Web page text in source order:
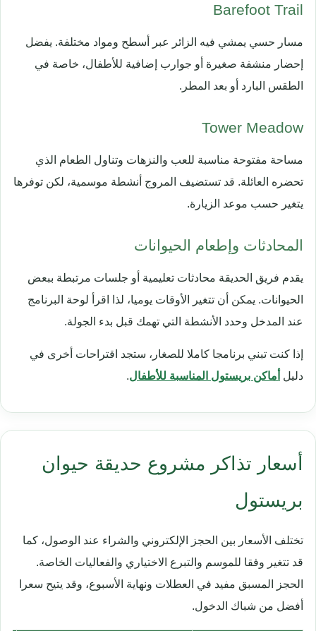
Barefoot Trail
مسار حسي يمشي فيه الزائر عبر أسطح ومواد مختلفة. يفضل
إحضار منشفة صغيرة أو جوارب إضافية للأطفال، خاصة في
الطقس البارد أو بعد المطر.
Tower Meadow
مساحة مفتوحة مناسبة للعب والنزهات وتناول الطعام الذي
تحضره العائلة. قد تستضيف المروج أنشطة موسمية، لكن توفرها
يتغير حسب موعد الزيارة.
المحادثات وإطعام الحيوانات
يقدم فريق الحديقة محادثات تعليمية أو جلسات مرتبطة ببعض
الحيوانات. يمكن أن تتغير الأوقات يوميا، لذا اقرأ لوحة البرنامج
عند المدخل وحدد الأنشطة التي تهمك قبل بدء الجولة.
إذا كنت تبني برنامجا كاملا للصغار، ستجد اقتراحات أخرى في
دليل أماكن بريستول المناسبة للأطفال.
أسعار تذاكر مشروع حديقة حيوان
بريستول
تختلف الأسعار بين الحجز الإلكتروني والشراء عند الوصول، كما
قد تتغير وفقا للموسم والتبرع الاختياري والفعاليات الخاصة.
الحجز المسبق مفيد في العطلات ونهاية الأسبوع، وقد يتيح سعرا
أفضل من شباك الدخول.